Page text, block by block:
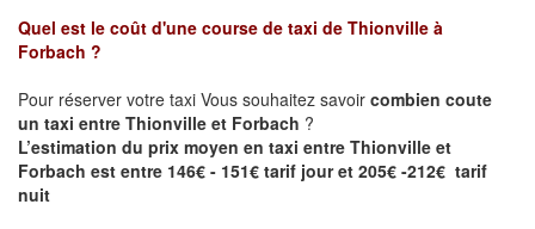
Quel est le coût d'une course de taxi de Thionville à
Forbach ?
Pour réserver votre taxi Vous souhaitez savoir combien coute
un taxi entre Thionville et Forbach ?
L’estimation du prix moyen en taxi entre Thionville et
Forbach est entre 146€ - 151€ tarif jour et 205€ -212€ tarif
nuit